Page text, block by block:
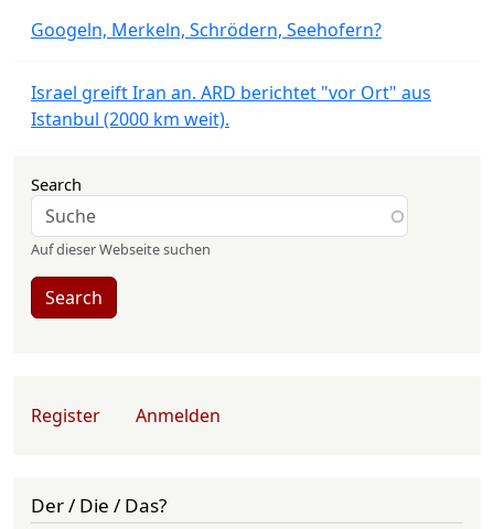
Googeln, Merkeln, Schrödern, Seehofern?
Israel greift Iran an. ARD berichtet "vor Ort" aus
Istanbul (2000 km weit).
Search
Auf dieser Webseite suchen
Search
User account menu
Register Anmelden
Der / Die / Das?